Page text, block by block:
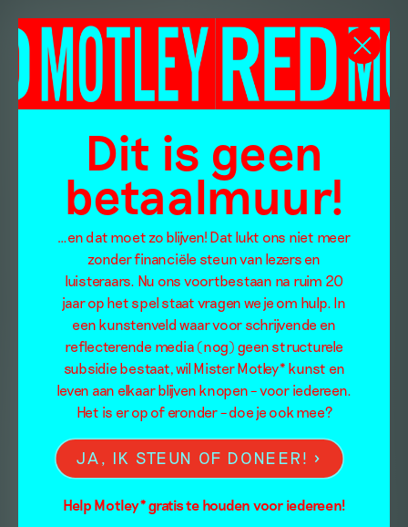
Dit is geen
betaalmuur!
…en dat moet zo blijven! Dat lukt ons niet meer
zonder financiële steun van lezers en
luisteraars. Nu ons voortbestaan na ruim 20
jaar op het spel staat vragen we je om hulp. In
een kunstenveld waar voor schrijvende en
reflecterende media (nog) geen structurele
subsidie bestaat, wil Mister Motley* kunst en
leven aan elkaar blijven knopen – voor iedereen.
Het is er op of eronder – doe je ook mee?
JA, IK STEUN OF DONEER!
Help Motley* gratis te houden voor iedereen!